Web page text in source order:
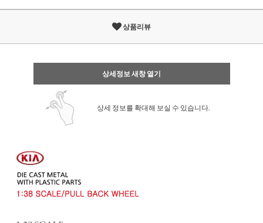
상품리뷰
상세정보 새창 열기
상세 정보를 확대해 보실 수 있습니다.